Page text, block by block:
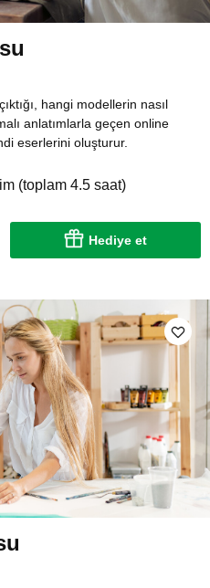
hangi modellerin nasıl
anlatımlarla geçen online
eserlerini oluşturur.
(toplam 4.5 saat)
Hediye et